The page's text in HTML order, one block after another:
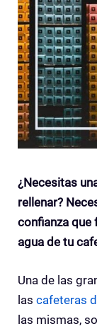
¿Necesitas
rellenar?
confianza que
agua de tu
Una de las
las cafeteras
las mismas,